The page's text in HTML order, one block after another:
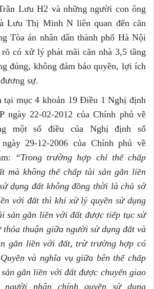
Lưu H2 và những người con ông
Lưu Thị Minh N liên quan đến căn
Tòa án nhân dân thành phố Hà Nội
có xử lý phát mãi căn nhà 3,5 tầng
đúng, không đảm bảo quyền, lợi ích
sự.
tại mục 4 khoản 19 Điều 1 Nghị định
ngày 22-02-2012 của Chính phủ về
một số điều của Nghị định số
ngày 29-12-2006 của Chính phủ về
“Trong trường hợp chỉ thế chấp
mà không thế chấp tài sản gắn liền
dụng đất không đồng thời là chủ sở
ền với đất thì khi xử lý quyền sử dụng
sản gắn liền với đất được tiếp tục sử
thỏa thuận giữa người sử dụng đất và
gắn liền với đất, trừ trường hợp có
và nghĩa vụ giữa bên thế chấp
gắn liền với đất được chuyển giao
nhận chính quyền sử dụng